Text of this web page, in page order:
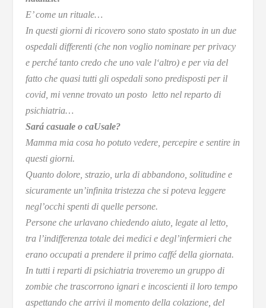
E’ come un rituale…
In questi giorni di ricovero sono stato spostato in un due
ospedali differenti (che non voglio nominare per privacy
e perché tanto credo che uno vale l‘altro) e per via del
fatto che quasi tutti gli ospedali sono predisposti per il
covid, mi venne trovato un posto letto nel reparto di
psichiatria…
Sará casuale o caUsale?
Mamma mia cosa ho potuto vedere, percepire e sentire in
questi giorni.
Quanto dolore, strazio, urla di abbandono, solitudine e
sicuramente un’infinita tristezza che si poteva leggere
negl’occhi spenti di quelle persone.
Persone che urlavano chiedendo aiuto, legate al letto,
tra l’indifferenza totale dei medici e degl’infermieri che
erano occupati a prendere il primo caffé della giornata.
In tutti i reparti di psichiatria troveremo un gruppo di
zombie che trascorrono ignari e incoscienti il loro tempo
aspettando che arrivi il momento della colazione, del